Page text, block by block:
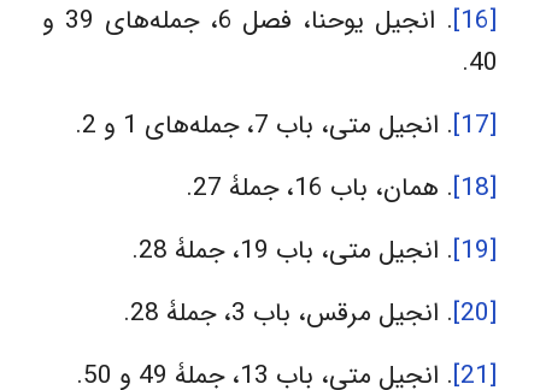
[16]
. انجیل یوحنا، فصل 6، جمله‌‌های 39 و
40.
[17]
. انجیل متی، باب 7، جمله‌های 1 و 2.
[18]
. همان، باب 16، جملۀ 27.
[19]
. انجیل متی، باب 19، جملۀ 28.
[20]
. انجیل مرقس، باب 3، جملۀ 28.
[21]
. انجیل متی، باب 13، جملۀ 49 و 50.